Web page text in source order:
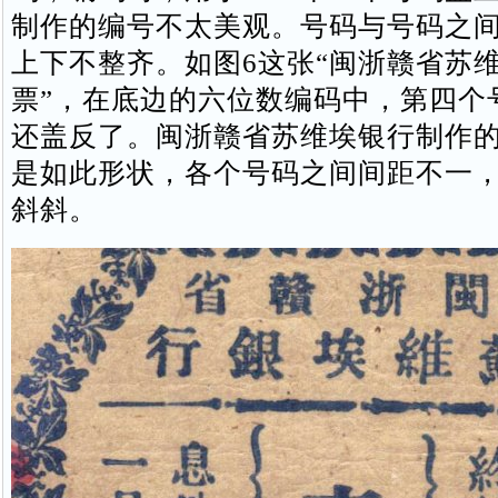
制作的编号不太美观。号码与号码之
上下不整齐。如图6这张“闽浙赣省苏
票”，在底边的六位数编码中，第四个
还盖反了。闽浙赣省苏维埃银行制作
是如此形状，各个号码之间间距不一
斜斜。